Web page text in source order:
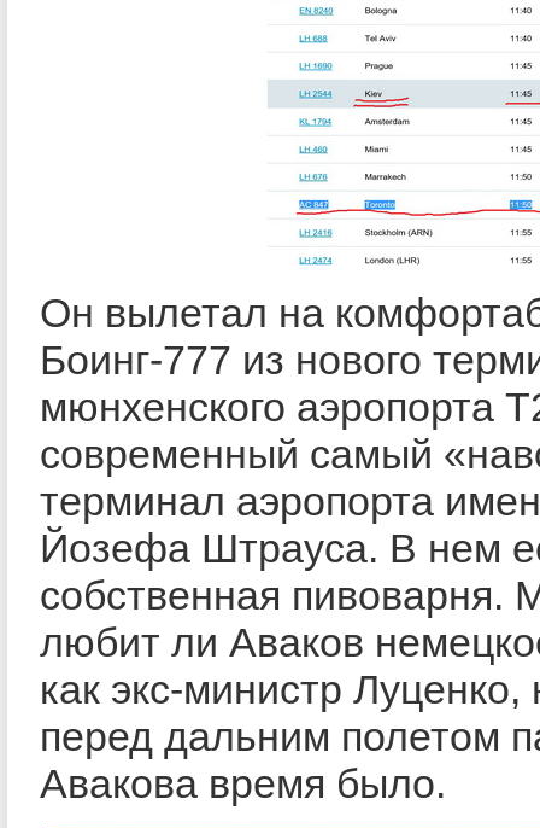
Он вылетал на
Боинг-777 из нового
мюнхенского аэропорта
современный самый
терминал аэропорта
Йозефа Штрауса. В нем
собственная пивоварня.
любит ли Аваков
как экс-министр Луценко,
перед дальним полетом
Авакова время было.